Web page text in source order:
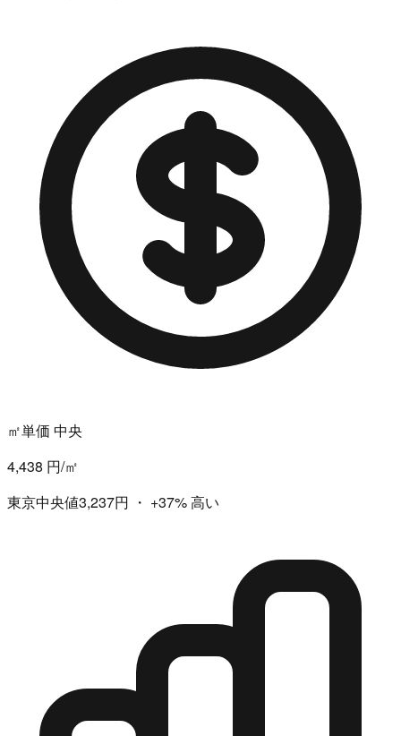
㎡単価 中央
4,438 円/㎡
東京中央値3,237円 ・ +37%高い